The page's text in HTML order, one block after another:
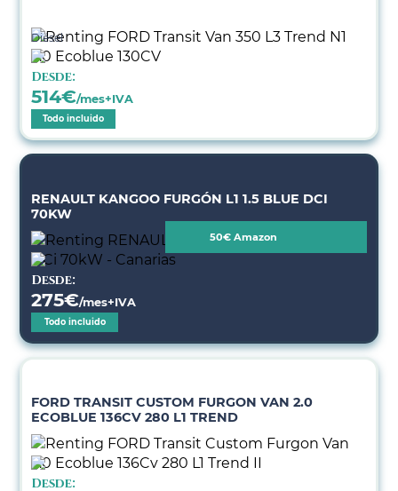
Diésel
Desde:
514€/mes+IVA
Todo incluido
RENAULT KANGOO FURGÓN L1 1.5 BLUE DCI
70KW
50€ Amazon
Desde:
275€/mes+IVA
Todo incluido
FORD TRANSIT CUSTOM FURGON VAN 2.0
ECOBLUE 136CV 280 L1 TREND
Desde: